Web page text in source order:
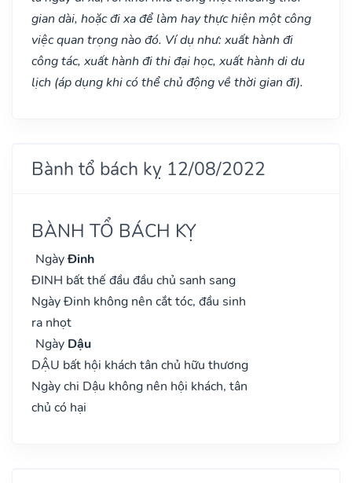
gian dài, hoặc đi xa để làm hay thực hiện một công
việc quan trọng nào đó. Ví dụ như: xuất hành đi
công tác, xuất hành đi thi đại học, xuất hành di du
lịch (áp dụng khi có thể chủ động về thời gian đi).
Bành tổ bách kỵ 12/08/2022
BÀNH TỔ BÁCH KỴ
NgàyĐinh
ĐINH bất thế đầu đầu chủ sanh sang
Ngày Đinh không nên cắt tóc, đầu sinh
ra nhọt
Ngày Dậu
DẬU bất hội khách tân chủ hữu thương
Ngày chi Dậu không nên hội khách, tân
chủ có hại